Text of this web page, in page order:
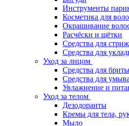
Инструменты
Косметика для
Окрашивание
Расчёски и щётки
Средства для
Средства для
Уход за лицом
Средства для
Средства для
Увлажнение и
Уход за телом
Дезодоранты
Кремы для тела,
Мыло